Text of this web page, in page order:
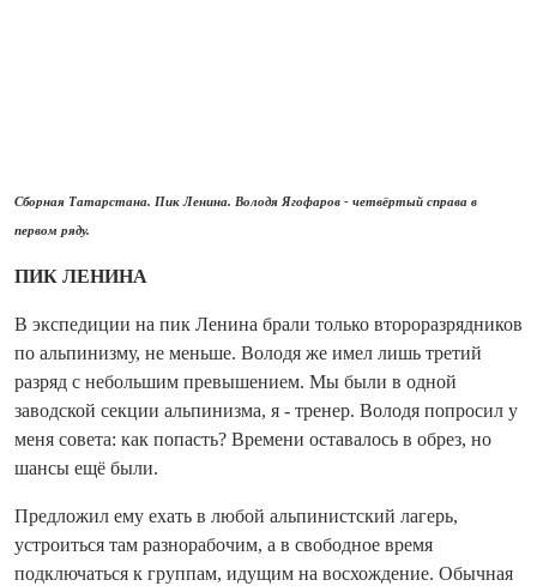
Сборная Татарстана. Пик Ленина. Володя Ягофаров - четвёртый справа в
первом ряду.
ПИК ЛЕНИНА
В экспедиции на пик Ленина брали только второразрядников
по альпинизму, не меньше. Володя же имел лишь третий
разряд с небольшим превышением. Мы были в одной
заводской секции альпинизма, я - тренер. Володя попросил у
меня совета: как попасть? Времени оставалось в обрез, но
шансы ещё были.
Предложил ему ехать в любой альпинистский лагерь,
устроиться там разнорабочим, а в свободное время
подключаться к группам, идущим на восхождение. Обычная